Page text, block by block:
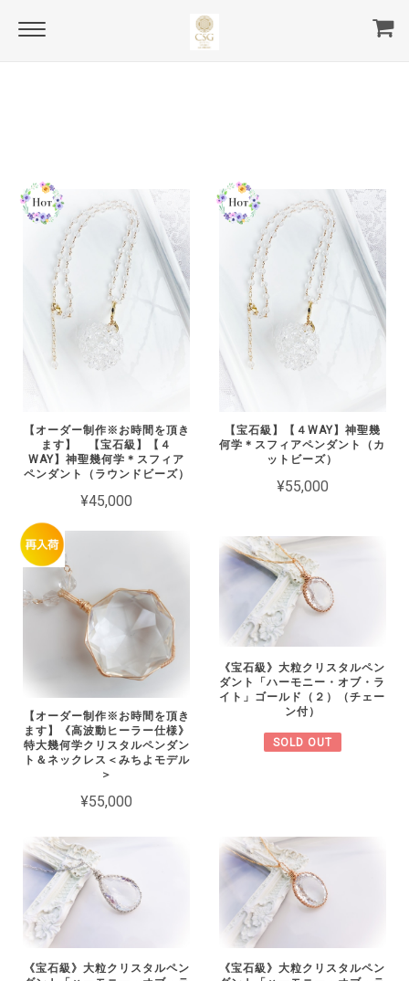
【オーダー制作※お時間を頂き
ます】 【宝石級】【４
WAY】神聖幾何学＊スフィア
ペンダント（ラウンドビーズ）
¥45,000
【宝石級】【４WAY】神聖幾
何学＊スフィアペンダント（カ
ットビーズ）
¥55,000
【オーダー制作※お時間を頂き
ます】《高波動ヒーラー仕様》
特大幾何学クリスタルペンダン
ト＆ネックレス＜みちよモデル
＞
¥55,000
《宝石級》大粒クリスタルペン
ダント「ハーモニー・オブ・ラ
イト」ゴールド（２）（チェー
ン付）
SOLD OUT
《宝石級》大粒クリスタルペン
《宝石級》大粒クリスタルペン